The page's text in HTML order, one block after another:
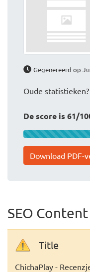
Gegenereerd op
Oude statistieken?
De score is 61/
Download PDF-
SEO Content
Title
ChichaPlay -